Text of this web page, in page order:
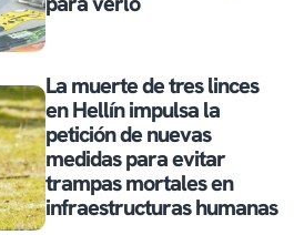
La muerte de tres linces
en Hellín impulsa la
petición de nuevas
medidas para evitar
trampas mortales en
infraestructuras humanas